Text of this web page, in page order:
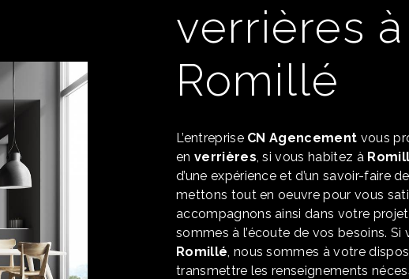
verrières à
Romillé
L’entreprise CN Agencement vous
en verrières, si vous habitez à
d’une expérience et d’un savoir-faire
mettons tout en oeuvre pour vous
accompagnons ainsi dans votre
sommes à l’écoute de vos besoins. Si
Romillé, nous sommes à votre
transmettre les renseignements